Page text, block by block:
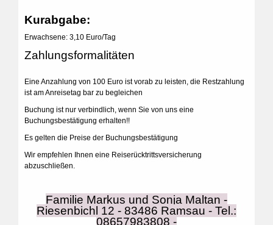
Kurabgabe:
Erwachsene: 3,10 Euro/Tag
Zahlungsformalitäten
Eine Anzahlung von 100 Euro ist vorab zu leisten, die Restzahlung
ist am Anreisetag bar zu begleichen
Buchung ist nur verbindlich, wenn Sie von uns eine
Buchungsbestätigung erhalten!!
Es gelten die Preise der Buchungsbestätigung
Wir empfehlen Ihnen eine Reiserücktrittsversicherung
abzuschließen.
Familie Markus und Sonja Maltan -
Riesenbichl 12 - 83486 Ramsau - Tel.:
08657983808 -